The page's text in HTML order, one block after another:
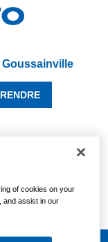
Goussainville
of cookies on your
and assist in our